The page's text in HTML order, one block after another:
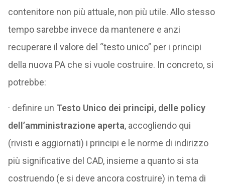
contenitore non più attuale, non più utile. Allo stesso
tempo sarebbe invece da mantenere e anzi
recuperare il valore del “testo unico” per i principi
della nuova PA che si vuole costruire. In concreto, si
potrebbe:
· definire un Testo Unico dei principi, delle policy
dell’amministrazione aperta, accogliendo qui
(rivisti e aggiornati) i principi e le norme di indirizzo
più significative del CAD, insieme a quanto si sta
costruendo (e si deve ancora costruire) in tema di